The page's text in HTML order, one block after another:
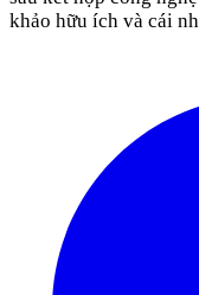
khảo hữu ích và cái